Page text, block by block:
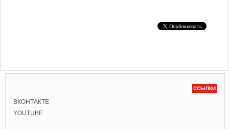
ССЫЛКИ
ВКОНТАКТЕ
YOUTUBE